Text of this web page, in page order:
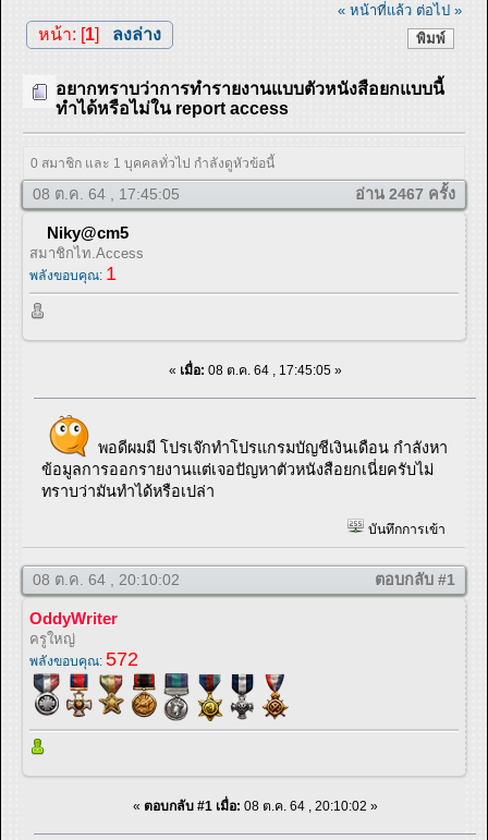
« หน้าที่แล้ว ต่อไป »
พิมพ์
หน้า: [1] ลงล่าง
อยากทราบว่าการทำรายงานแบบตัวหนังสือยกแบบนี้
ทำได้หรือไม่ใน report access
0 สมาชิก และ 1 บุคคลทั่วไป กำลังดูหัวข้อนี้
08 ต.ค. 64 , 17:45:05 อ่าน 2467 ครั้ง
Niky@cm5
สมาชิกไท.Access
พลังขอบคุณ: 1
« เมื่อ: 08 ต.ค. 64 , 17:45:05 »
พอดีผมมี โปรเจ๊กทำโปรแกรมบัญชีเงินเดือน กำลังหา
ข้อมูลการออกรายงานแต่เจอปัญหาตัวหนังสือยกเนี่ยครับไม่
ทราบว่ามันทำได้หรือเปล่า
บันทึกการเข้า
08 ต.ค. 64 , 20:10:02 ตอบกลับ #1
OddyWriter
ครูใหญ่
พลังขอบคุณ: 572
« ตอบกลับ #1 เมื่อ: 08 ต.ค. 64 , 20:10:02 »